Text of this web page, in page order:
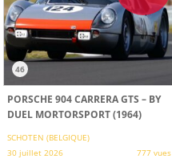
46
PORSCHE 904 CARRERA GTS – BY
DUEL MORTORSPORT (1964)
SCHOTEN (BELGIQUE)
30 juillet 2026
777 vues